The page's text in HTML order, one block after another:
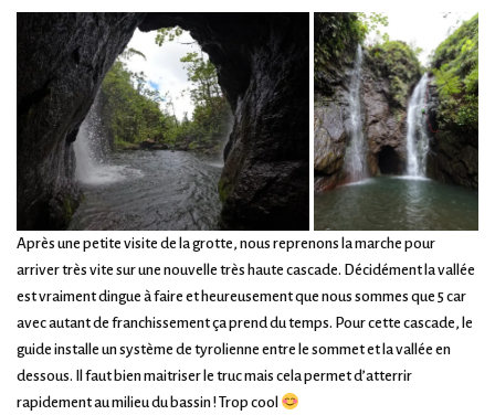
Après une petite visite de la grotte, nous reprenons la marche pour
arriver très vite sur une nouvelle très haute cascade. Décidément la vallée
est vraiment dingue à faire et heureusement que nous sommes que 5 car
avec autant de franchissement ça prend du temps. Pour cette cascade, le
guide installe un système de tyrolienne entre le sommet et la vallée en
dessous. Il faut bien maitriser le truc mais cela permet d’atterrir
rapidement au milieu du bassin ! Trop cool